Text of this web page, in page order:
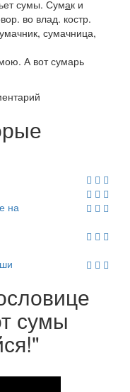
сумы. Сумак и
во влад. костр.
, сумачница,
А вот сумарь
на
сумы